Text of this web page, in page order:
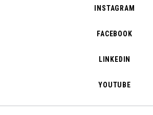
INSTAGRAM
FACEBOOK
LINKEDIN
YOUTUBE